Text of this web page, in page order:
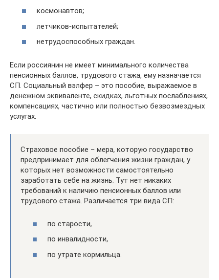
космонавтов;
летчиков-испытателей;
нетрудоспособных граждан.
Если россиянин не имеет минимального количества
пенсионных баллов, трудового стажа, ему назначается
СП. Социальный вэлфер – это пособие, выражаемое в
денежном эквиваленте, скидках, льготных послаблениях,
компенсациях, частично или полностью безвозмездных
услугах.
Страховое пособие – мера, которую государство
предпринимает для облегчения жизни граждан, у
которых нет возможности самостоятельно
заработать себе на жизнь. Тут нет никаких
требований к наличию пенсионных баллов или
трудового стажа. Различается три вида СП:
по старости,
по инвалидности,
по утрате кормильца.